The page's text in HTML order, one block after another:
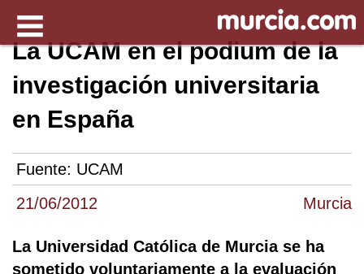
21/06/2012 Murcia
La UCAM en el podium de la
investigación universitaria
en España
Fuente: UCAM
La Universidad Católica de Murcia se ha
sometido voluntariamente a la evaluación